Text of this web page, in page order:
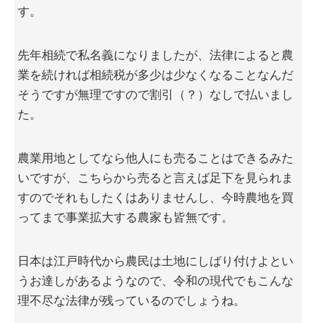
す。
先年相続で私名義になりましたが、法律によると農
業を続ければ相続税が多少は少なくなることなんだ
そうですが無理ですので割引（？）なしで払いまし
た。
農業用地としてなら他人にも売ることはできるみた
いですが、こちらから売ると言えば足下を見られま
すのでそれもしたくはありませんし、今時農地を買
ってまで事業拡大する農家も皆無です。
日本は江戸時代から農民は土地にしばり付けよとい
うお達しがあるようなので、令和の現代でもこんな
理不尽な法律が残っているのでしょうね。